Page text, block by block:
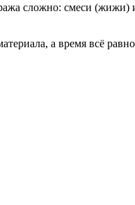
сложно: смеси
а время всё